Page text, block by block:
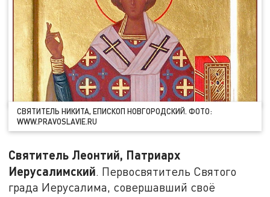
СВЯТИТЕЛЬ НИКИТА, ЕПИСКОП НОВГОРОДСКИЙ. ФОТО:
WWW.PRAVOSLAVIE.RU
Святитель Леонтий, Патриарх
Иерусалимский. Первосвятитель Святого
града Иерусалима, совершавший своё